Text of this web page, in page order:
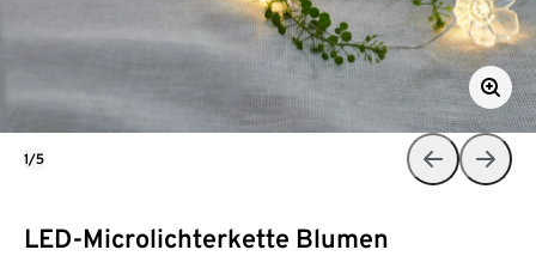
LED-Microlichterkette Blumen
1/5